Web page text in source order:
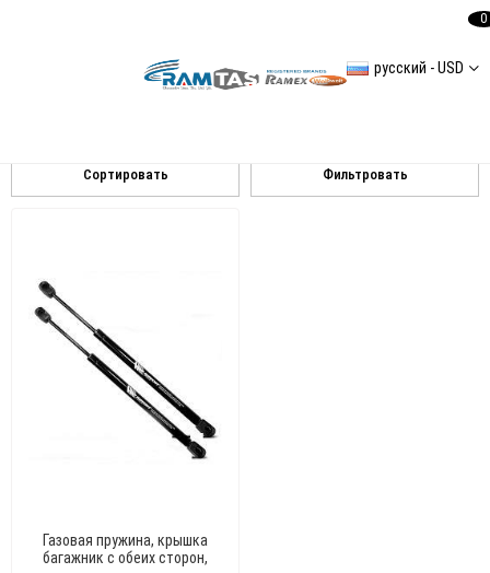
русский - USD
0
Фильтровать
Сортировать
Газовая пружина, крышка
багажник с обеих сторон,